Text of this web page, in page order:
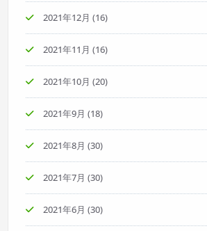
2021年12月 (16)
2021年11月 (16)
2021年10月 (20)
2021年9月 (18)
2021年8月 (30)
2021年7月 (30)
2021年6月 (30)